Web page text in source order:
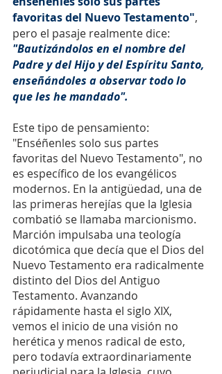
favoritas del Nuevo Testamento",
pero el pasaje realmente dice:
"Bautizándolos en el nombre del
Padre y del Hijo y del Espíritu Santo,
enseñándoles a observar todo lo
que les he mandado".
Este tipo de pensamiento:
"Enséñenles solo sus partes
favoritas del Nuevo Testamento", no
es específico de los evangélicos
modernos. En la antigüedad, una de
las primeras herejías que la Iglesia
combatió se llamaba marcionismo.
Marción impulsaba una teología
dicotómica que decía que el Dios del
Nuevo Testamento era radicalmente
distinto del Dios del Antiguo
Testamento. Avanzando
rápidamente hasta el siglo XIX,
vemos el inicio de una visión no
herética y menos radical de esto,
pero todavía extraordinariamente